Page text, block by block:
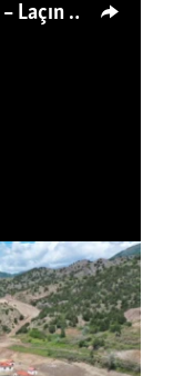
'Ya təklif olunan ev, ya status!' – Laçın köçkünü: 'Laçından başqa heç hara!'
available